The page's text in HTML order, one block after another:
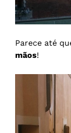
Parece até
mãos!